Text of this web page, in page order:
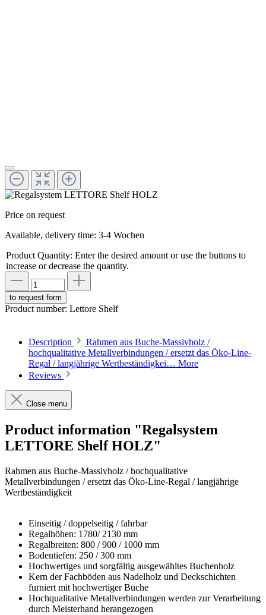
Price on request
Available, delivery time: 3-4 Wochen
Product Quantity: Enter the desired amount or use the buttons to
increase or decrease the quantity.
to request form
Product number: Lettore Shelf
Description
Rahmen aus Buche-Massivholz /
hochqualitative Metallverbindungen / ersetzt das Öko-Line-
Regal / langjährige Wertbeständigkei… More
Reviews
Close menu
Product information "Regalsystem
LETTORE Shelf HOLZ"
Rahmen aus Buche-Massivholz / hochqualitative
Metallverbindungen / ersetzt das Öko-Line-Regal / langjährige
Wertbeständigkeit
Einseitig / doppelseitig / fahrbar
Regalhöhen: 1780/ 2130 mm
Regalbreiten: 800 / 900 / 1000 mm
Bodentiefen: 250 / 300 mm
Hochwertiges und sorgfältig ausgewähltes Buchenholz
Kern der Fachböden aus Nadelholz und Deckschichten
furniert mit hochwertiger Buche
Hochqualitative Metallverbindungen werden zur Verarbeitung
durch Meisterhand herangezogen